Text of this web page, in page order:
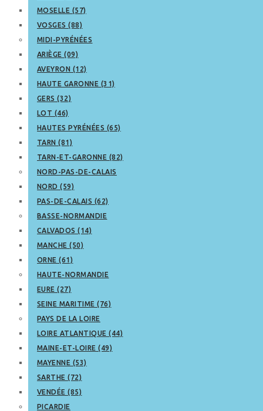
MOSELLE (57)
VOSGES (88)
MIDI-PYRÉNÉES
ARIÈGE (09)
AVEYRON (12)
HAUTE GARONNE (31)
GERS (32)
LOT (46)
HAUTES PYRÉNÉES (65)
TARN (81)
TARN-ET-GARONNE (82)
NORD-PAS-DE-CALAIS
NORD (59)
PAS-DE-CALAIS (62)
BASSE-NORMANDIE
CALVADOS (14)
MANCHE (50)
ORNE (61)
HAUTE-NORMANDIE
EURE (27)
SEINE MARITIME (76)
PAYS DE LA LOIRE
LOIRE ATLANTIQUE (44)
MAINE-ET-LOIRE (49)
MAYENNE (53)
SARTHE (72)
VENDÉE (85)
PICARDIE